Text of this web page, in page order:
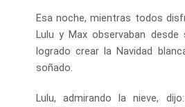
Esa noche, mientras todos
Lulu y Max observaban desde
logrado crear la Navidad
soñado.
Lulu, admirando la nieve,